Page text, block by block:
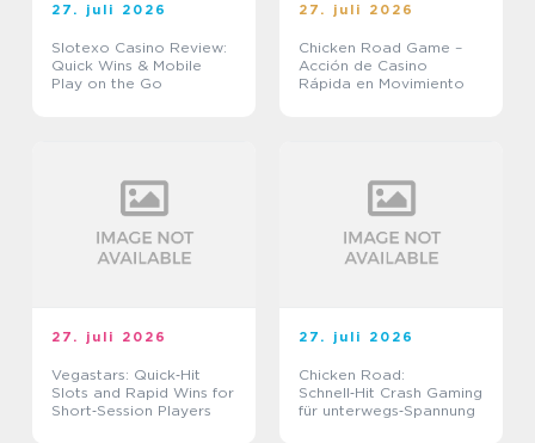
27. juli 2026
Slotexo Casino Review:
Quick Wins & Mobile
Play on the Go
27. juli 2026
Chicken Road Game –
Acción de Casino
Rápida en Movimiento
27. juli 2026
Vegastars: Quick‑Hit
Slots and Rapid Wins for
Short‑Session Players
27. juli 2026
Chicken Road:
Schnell‑Hit Crash Gaming
für unterwegs‑Spannung